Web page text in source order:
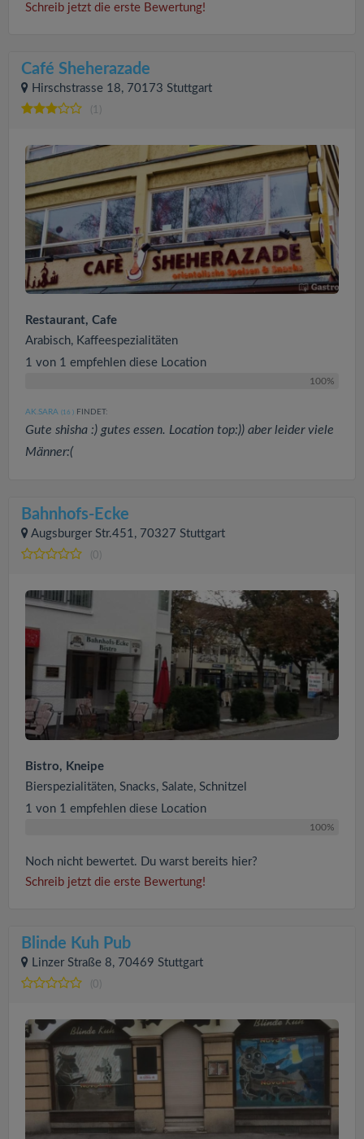
Schreib jetzt die erste Bewertung!
Café Sheherazade
Hirschstrasse 18, 70173 Stuttgart
(1)
Restaurant, Cafe
Arabisch, Kaffeespezialitäten
1 von 1 empfehlen diese Location
100%
AK.SARA (16 ) FINDET:
Gute shisha :) gutes essen. Location top:)) aber leider viele
Männer:(
Bahnhofs-Ecke
Augsburger Str.451, 70327 Stuttgart
(0)
Bistro, Kneipe
Bierspezialitäten, Snacks, Salate, Schnitzel
1 von 1 empfehlen diese Location
100%
Noch nicht bewertet. Du warst bereits hier?
Schreib jetzt die erste Bewertung!
Blinde Kuh Pub
Linzer Straße 8, 70469 Stuttgart
(0)